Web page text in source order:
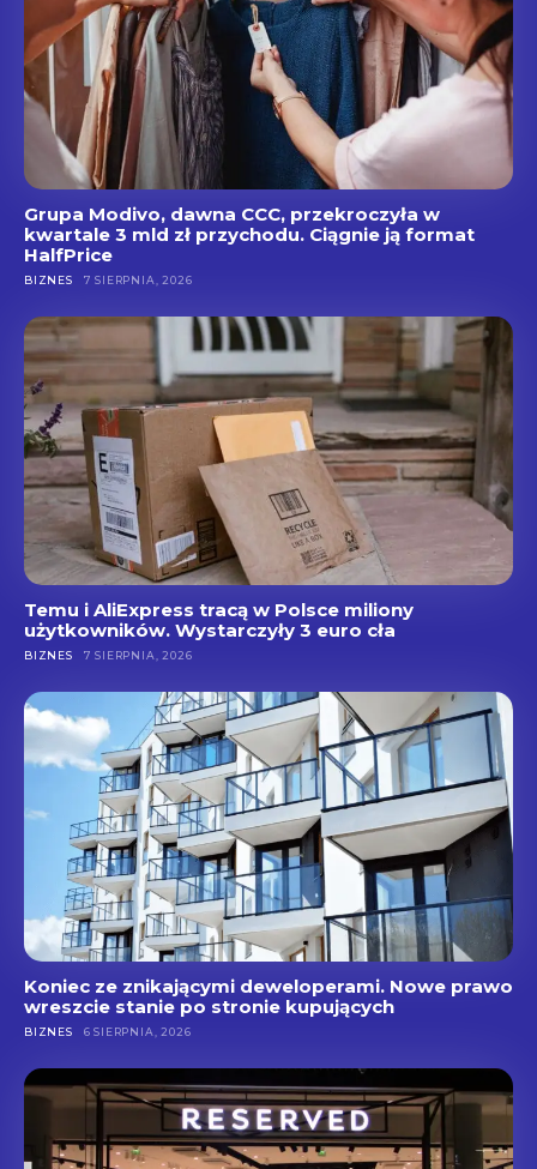
Grupa Modivo, dawna CCC, przekroczyła w
kwartale 3 mld zł przychodu. Ciągnie ją format
HalfPrice
BIZNES 7 SIERPNIA, 2026
Temu i AliExpress tracą w Polsce miliony
użytkowników. Wystarczyły 3 euro cła
BIZNES 7 SIERPNIA, 2026
Koniec ze znikającymi deweloperami. Nowe prawo
wreszcie stanie po stronie kupujących
BIZNES 6 SIERPNIA, 2026